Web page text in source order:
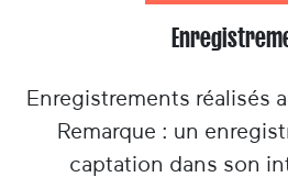
Enregistrements réalisés
Remarque : un
captation dans son